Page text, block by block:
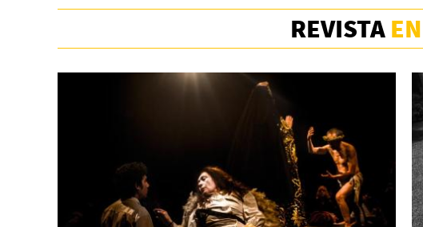
REVISTA EN